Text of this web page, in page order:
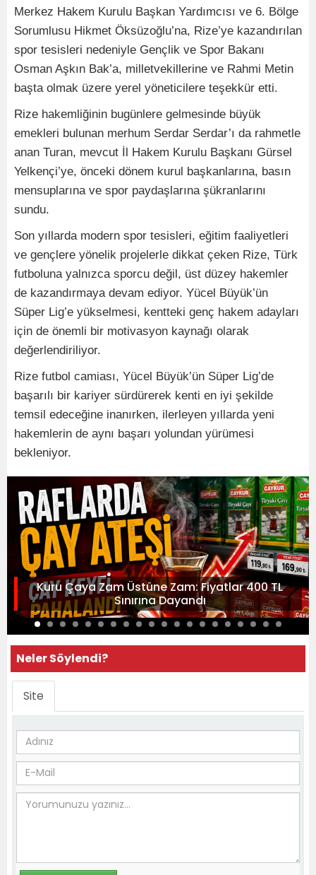
Merkez Hakem Kurulu Başkan Yardımcısı ve 6. Bölge
Sorumlusu Hikmet Öksüzoğlu’na, Rize’ye kazandırılan
spor tesisleri nedeniyle Gençlik ve Spor Bakanı
Osman Aşkın Bak’a, milletvekillerine ve Rahmi Metin
başta olmak üzere yerel yöneticilere teşekkür etti.
Rize hakemliğinin bugünlere gelmesinde büyük
emekleri bulunan merhum Serdar Serdar’ı da rahmetle
anan Turan, mevcut İl Hakem Kurulu Başkanı Gürsel
Yelkençi’ye, önceki dönem kurul başkanlarına, basın
mensuplarına ve spor paydaşlarına şükranlarını
sundu.
Son yıllarda modern spor tesisleri, eğitim faaliyetleri
ve gençlere yönelik projelerle dikkat çeken Rize, Türk
futboluna yalnızca sporcu değil, üst düzey hakemler
de kazandırmaya devam ediyor. Yücel Büyük’ün
Süper Lig’e yükselmesi, kentteki genç hakem adayları
için de önemli bir motivasyon kaynağı olarak
değerlendiriliyor.
Rize futbol camiası, Yücel Büyük’ün Süper Lig’de
başarılı bir kariyer sürdürerek kenti en iyi şekilde
temsil edeceğine inanırken, ilerleyen yıllarda yeni
hakemlerin de aynı başarı yolundan yürümesi
bekleniyor.
Kuru Çaya Zam Üstüne Zam: Fiyatlar 400 TL
Sınırına Dayandı
Neler Söylendi?
Site